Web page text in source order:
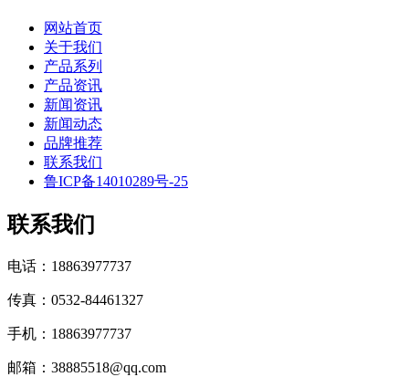
网站首页
关于我们
产品系列
产品资讯
新闻资讯
新闻动态
品牌推荐
联系我们
鲁ICP备14010289号-25
联系我们
电话：18863977737
传真：0532-84461327
手机：18863977737
邮箱：38885518@qq.com